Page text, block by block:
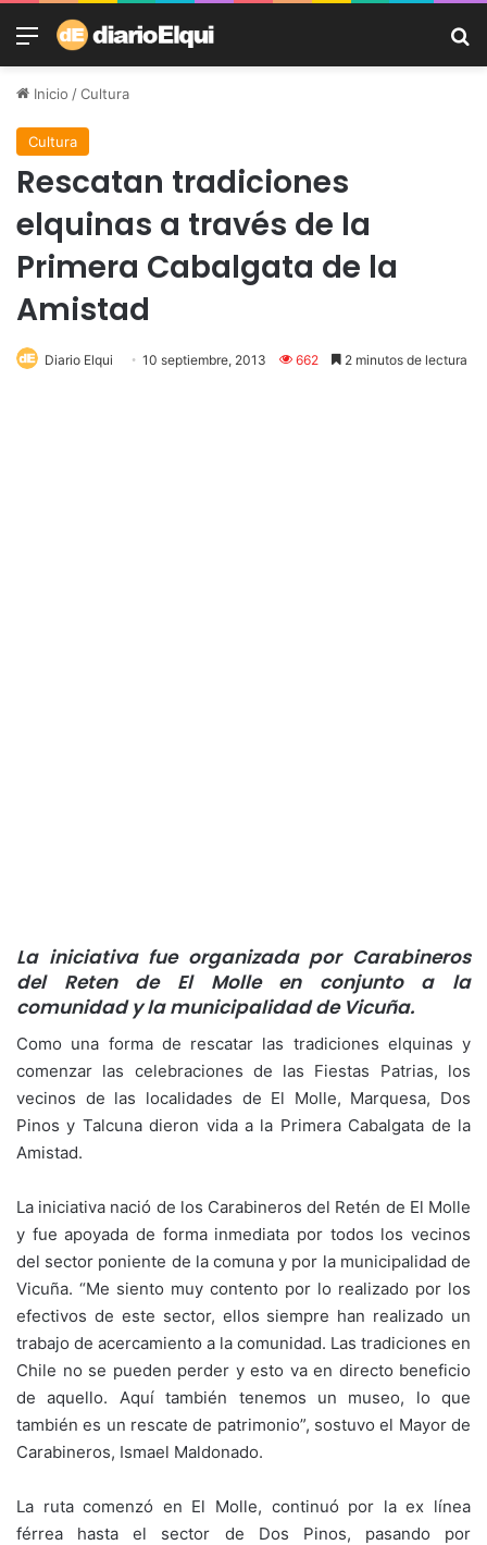
Menú
Inicio /Cultura
Cultura
Rescatan tradiciones
elquinas a través de la
Primera Cabalgata de la
Amistad
Diario Elqui 10 septiembre, 2013 662 2 minutos de lectura
La iniciativa fue organizada por Carabineros
del Reten de El Molle en conjunto a la
comunidad y la municipalidad de Vicuña.
Como una forma de rescatar las tradiciones elquinas y
comenzar las celebraciones de las Fiestas Patrias, los
vecinos de las localidades de El Molle, Marquesa, Dos
Pinos y Talcuna dieron vida a la Primera Cabalgata de la
Amistad.
La iniciativa nació de los Carabineros del Retén de El Molle
y fue apoyada de forma inmediata por todos los vecinos
del sector poniente de la comuna y por la municipalidad de
Vicuña. “Me siento muy contento por lo realizado por los
efectivos de este sector, ellos siempre han realizado un
trabajo de acercamiento a la comunidad. Las tradiciones en
Chile no se pueden perder y esto va en directo beneficio
de aquello. Aquí también tenemos un museo, lo que
también es un rescate de patrimonio”, sostuvo el Mayor de
Carabineros, Ismael Maldonado.
La ruta comenzó en El Molle, continuó por la ex línea
férrea hasta el sector de Dos Pinos, pasando por